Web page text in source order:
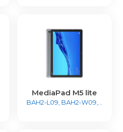
MediaPad M5 lite
BAH2-L09, BAH2-W09,...